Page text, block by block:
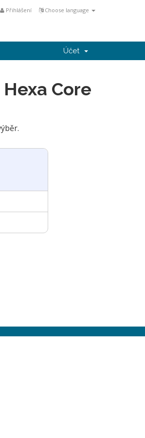
Choose language
Přihlášení
Účet
Core